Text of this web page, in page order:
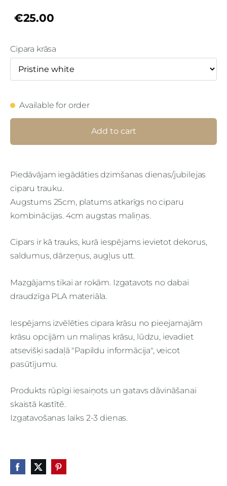
€25.00
Cipara krāsa
Available for order
Add to cart
Piedāvājam iegādāties dzimšanas dienas/jubilejas
ciparu trauku.
Augstums 25cm, platums atkarīgs no ciparu
kombinācijas. 4cm augstas maliņas.
Cipars ir kā trauks, kurā iespējams ievietot dekorus,
saldumus, dārzeņus, augļus utt.
Mazgājams tikai ar rokām. Izgatavots no dabai
draudzīga PLA materiāla.
Iespējams izvēlēties cipara krāsu no pieejamajām
krāsu opcijām un maliņas krāsu, lūdzu, ievadiet
atsevišķi sadaļā "Papildu informācija", veicot
pasūtījumu.
Produkts rūpīgi iesaiņots un gatavs dāvināšanai
skaistā kastītē.
Izgatavošanas laiks 2-3 dienas.